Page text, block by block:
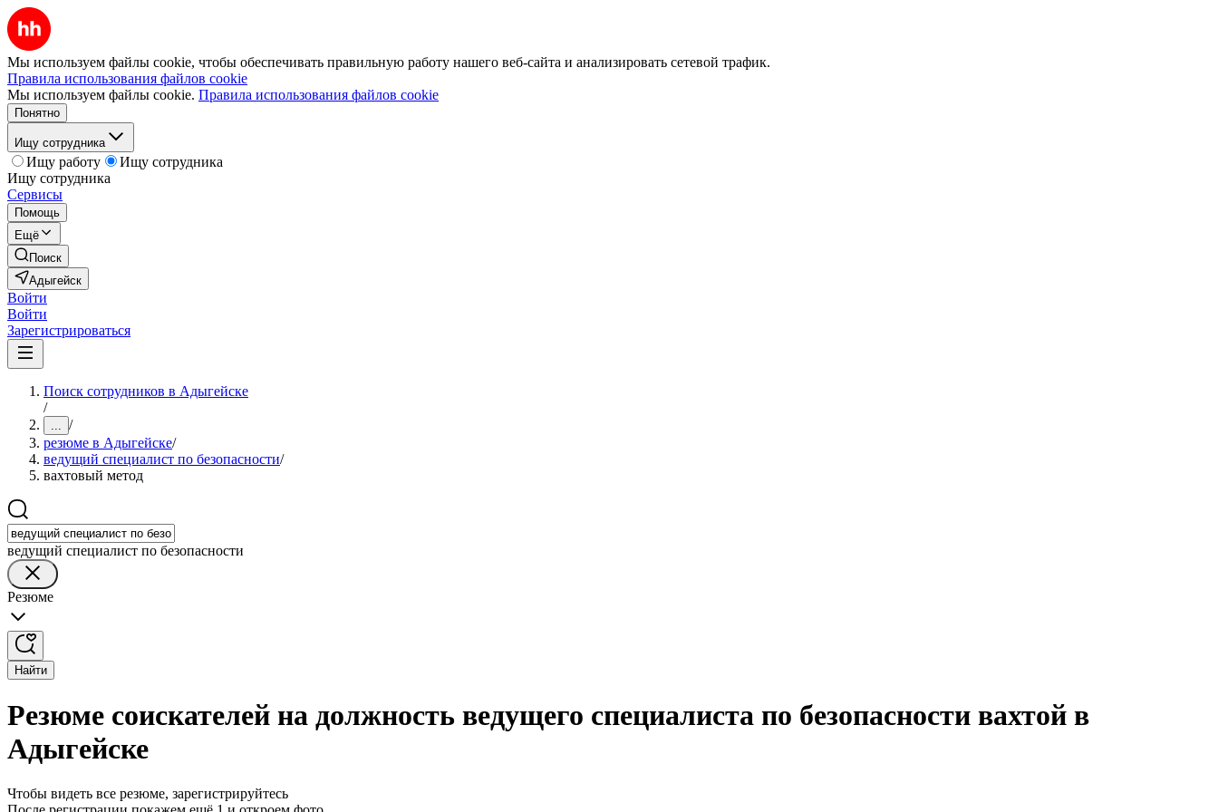
Мы используем файлы cookie, чтобы обеспечивать правильную работу нашего веб-сайта и анализировать сетевой трафик.
Правила использования файлов cookie
Мы используем файлы cookie. Правила использования файлов cookie
Понятно
Ищу сотрудника
Ищу работу
Ищу сотрудника
Ищу сотрудника
Сервисы
Помощь
Ещё
Поиск
Адыгейск
Войти
Войти
Зарегистрироваться
Поиск сотрудников в Адыгейске
/
... /
резюме в Адыгейске/
ведущий специалист по безопасности/
вахтовый метод
ведущий специалист по безопасности
Резюме
Найти
Резюме соискателей на должность ведущего специалиста по безопасности вахтой в
Адыгейске
Чтобы видеть все резюме, зарегистрируйтесь